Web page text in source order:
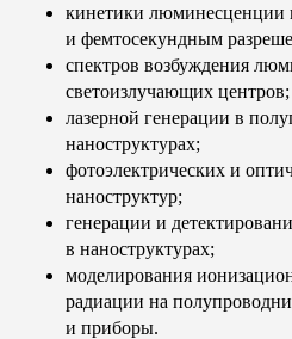
кинетики люминесценции
и фемтосекундным
спектров возбуждения
светоизлучающих центров;
лазерной генерации в
наноструктурах;
фотоэлектрических и
наноструктур;
генерации и
в наноструктурах;
моделирования
радиации на
и приборы.